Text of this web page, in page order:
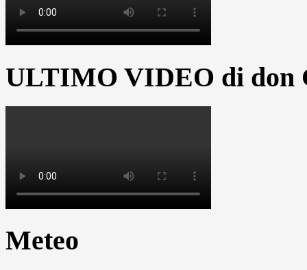
ULTIMO VIDEO di don
Meteo